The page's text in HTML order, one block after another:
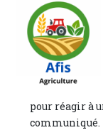
pour réagir à
communiqué.